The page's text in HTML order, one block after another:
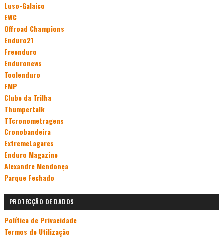
Luso-Galaico
EWC
Offroad Champions
Enduro21
Freenduro
Enduronews
Toolenduro
FMP
Clube da Trilha
Thumpertalk
TTcronometragens
Cronobandeira
ExtremeLagares
Enduro Magazine
Alexandre Mendonça
Parque Fechado
PROTECÇÃO DE DADOS
Política de Privacidade
Termos de Utilização